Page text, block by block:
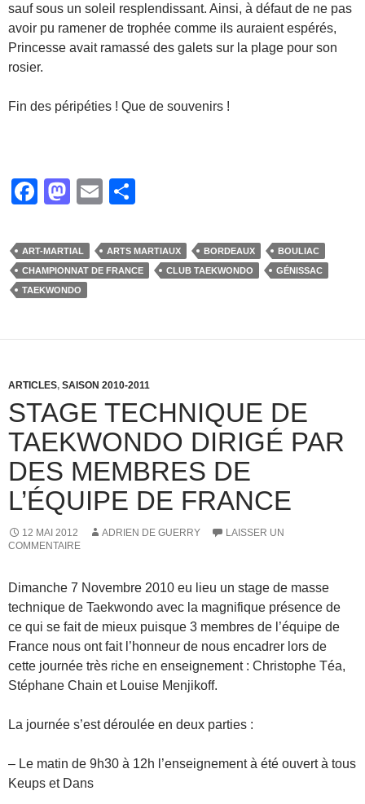
sauf sous un soleil resplendissant. Ainsi, à défaut de ne pas
avoir pu ramener de trophée comme ils auraient espérés,
Princesse avait ramassé des galets sur la plage pour son
rosier.
Fin des péripéties ! Que de souvenirs !
F
c
e
b
o
k
M
st
o
d
n
E
ail ta
g
ART-MARTIAL ARTS MARTIAUX BORDEAUX
BOULIAC
CHAMPIONNAT DE FRANCE
CLUB TAEKWONDO
GÉNISSAC
TAEKWONDO
ARTICLES, SAISON 2010-2011
STAGE TECHNIQUE DE
TAEKWONDO DIRIGÉ PAR
DES MEMBRES DE
L’ÉQUIPE DE FRANCE
12 MAI 2012 ADRIEN DE GUERRY
LAISSER UN
COMMENTAIRE
Dimanche 7 Novembre 2010 eu lieu un stage de masse
technique de Taekwondo avec la magnifique présence de
ce qui se fait de mieux puisque 3 membres de l’équipe de
France nous ont fait l’honneur de nous encadrer lors de
cette journée très riche en enseignement : Christophe Téa,
Stéphane Chain et Louise Menjikoff.
La journée s’est déroulée en deux parties :
– Le matin de 9h30 à 12h l’enseignement à été ouvert à tous
Keups et Dans